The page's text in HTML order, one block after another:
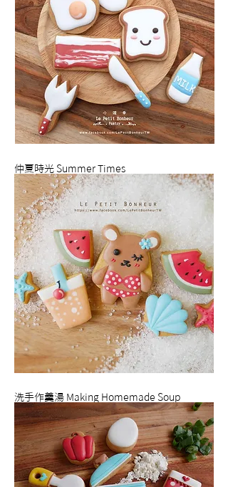
仲夏時光 Summer Times
洗手作羹湯 Making Homemade Soup